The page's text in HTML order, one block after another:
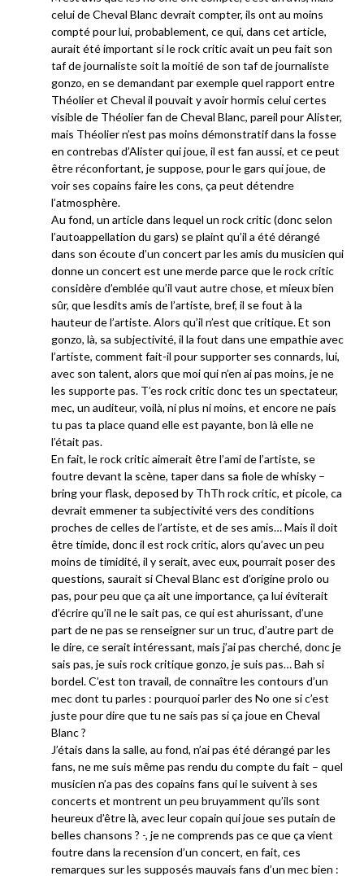
celui de Cheval Blanc devrait compter, ils ont au moins
compté pour lui, probablement, ce qui, dans cet article,
aurait été important si le rock critic avait un peu fait son
taf de journaliste soit la moitié de son taf de journaliste
gonzo, en se demandant par exemple quel rapport entre
Théolier et Cheval il pouvait y avoir hormis celui certes
visible de Théolier fan de Cheval Blanc, pareil pour Alister,
mais Théolier n’est pas moins démonstratif dans la fosse
en contrebas d’Alister qui joue, il est fan aussi, et ce peut
être réconfortant, je suppose, pour le gars qui joue, de
voir ses copains faire les cons, ça peut détendre
l’atmosphère.
Au fond, un article dans lequel un rock critic (donc selon
l’autoappellation du gars) se plaint qu’il a été dérangé
dans son écoute d’un concert par les amis du musicien qui
donne un concert est une merde parce que le rock critic
considère d’emblée qu’il vaut autre chose, et mieux bien
sûr, que lesdits amis de l’artiste, bref, il se fout à la
hauteur de l’artiste. Alors qu’il n’est que critique. Et son
gonzo, là, sa subjectivité, il la fout dans une empathie avec
l’artiste, comment fait-il pour supporter ses connards, lui,
avec son talent, alors que moi qui n’en ai pas moins, je ne
les supporte pas. T’es rock critic donc tes un spectateur,
mec, un auditeur, voilà, ni plus ni moins, et encore ne pais
tu pas ta place quand elle est payante, bon là elle ne
l’était pas.
En fait, le rock critic aimerait être l’ami de l’artiste, se
foutre devant la scène, taper dans sa fiole de whisky –
bring your flask, deposed by ThTh rock critic, et picole, ca
devrait emmener ta subjectivité vers des conditions
proches de celles de l’artiste, et de ses amis… Mais il doit
être timide, donc il est rock critic, alors qu’avec un peu
moins de timidité, il y serait, avec eux, pourrait poser des
questions, saurait si Cheval Blanc est d’origine prolo ou
pas, pour peu que ça ait une importance, ça lui éviterait
d’écrire qu’il ne le sait pas, ce qui est ahurissant, d’une
part de ne pas se renseigner sur un truc, d’autre part de
le dire, ce serait intéressant, mais j’ai pas cherché, donc je
sais pas, je suis rock critique gonzo, je suis pas… Bah si
bordel. C’est ton travail, de connaître les contours d’un
mec dont tu parles : pourquoi parler des No one si c’est
juste pour dire que tu ne sais pas si ça joue en Cheval
Blanc ?
J’étais dans la salle, au fond, n’ai pas été dérangé par les
fans, ne me suis même pas rendu du compte du fait – quel
musicien n’a pas des copains fans qui le suivent à ses
concerts et montrent un peu bruyamment qu’ils sont
heureux d’être là, avec leur copain qui joue ses putain de
belles chansons ? -, je ne comprends pas ce que ça vient
foutre dans la recension d’un concert, en fait, ces
remarques sur les supposés mauvais fans d’un mec bien :